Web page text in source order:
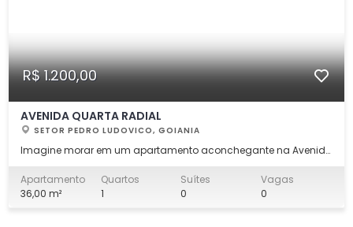
R$ 1.200,00
AVENIDA QUARTA RADIAL
SETOR PEDRO LUDOVICO, GOIANIA
Imagine morar em um apartamento aconchegante na Avenida
praticidade e conforto que sua rotina merece. Com uma
localização estratégica, este imóvel oferece uma excelente
Apartamento
36,00 m²
Quartos
1
Suítes
0
Vagas
0